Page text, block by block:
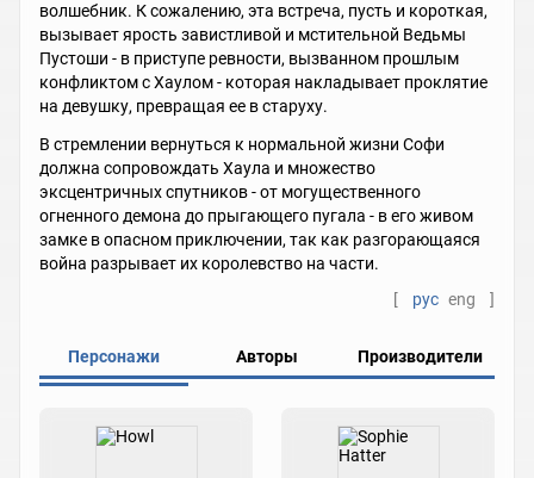
волшебник. К сожалению, эта встреча, пусть и короткая,
вызывает ярость завистливой и мстительной Ведьмы
Пустоши - в приступе ревности, вызванном прошлым
конфликтом с Хаулом - которая накладывает проклятие
на девушку, превращая ее в старуху.
В стремлении вернуться к нормальной жизни Софи
должна сопровождать Хаула и множество
эксцентричных спутников - от могущественного
огненного демона до прыгающего пугала - в его живом
замке в опасном приключении, так как разгорающаяся
война разрывает их королевство на части.
[
рус eng ]
Персонажи Авторы Производители